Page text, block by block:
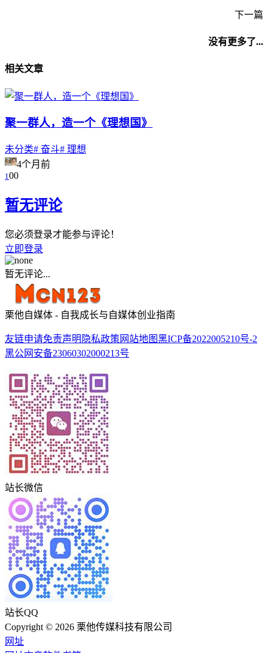
下一篇
没有更多了...
相关文章
聚一群人，造一个《理想国》
未分类# 奋斗# 理想
4个月前
1 00
暂无评论
您必须登录才能参与评论！
立即登录
暂无评论...
栗他自媒体 - 自我成长与自媒体创业指南
友链申请免责声明 隐私政策 网站地图黑ICP备2022005210号-2
黑公网安备23060302000213号
站长微信
站长QQ
Copyright © 2026 栗他传媒科技有限公司
网址